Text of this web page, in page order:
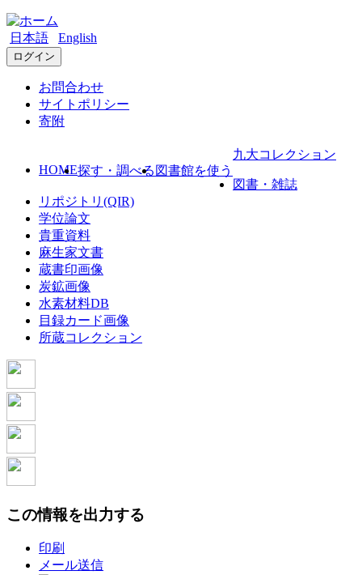
日本語 English
ログイン
お問合わせ
サイトポリシー
寄附
HOME探す・調べる 図書館を使う
九大コレクション
図書・雑誌
リポジトリ(QIR)
学位論文
貴重資料
麻生家文書
蔵書印画像
炭鉱画像
水素材料DB
目録カード画像
所蔵コレクション
この情報を出力する
印刷
メール送信